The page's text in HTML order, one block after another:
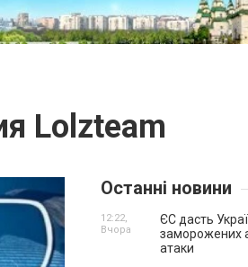
Lolzteam
Останні новини
ЄС дасть
заморожених
атаки
12:22,
Вчора